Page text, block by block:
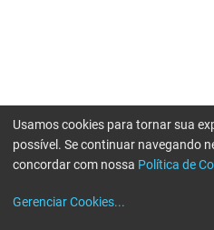
Usamos cookies para tornar sua
possível. Se continuar navegando
concordar com nossa Política de
Gerenciar Cookies...
Erro ao enviar informações, por